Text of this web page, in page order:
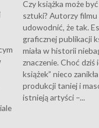
Czy książka może być
sztuki? Autorzy filmu
udowodnić, że tak.
graficznej publikacji
miała w historii
znaczenie. Choć dziś
książek” nieco
produkcji taniej i
istnieją artyści –...